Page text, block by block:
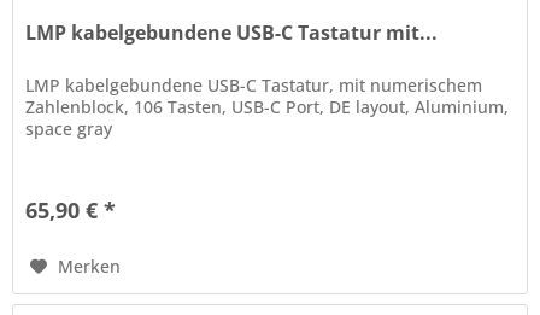
LMP kabelgebundene USB-C Tastatur mit...
LMP kabelgebundene USB-C Tastatur, mit numerischem
Zahlenblock, 106 Tasten, USB-C Port, DE layout, Aluminium,
space gray
65,90 € *
Merken